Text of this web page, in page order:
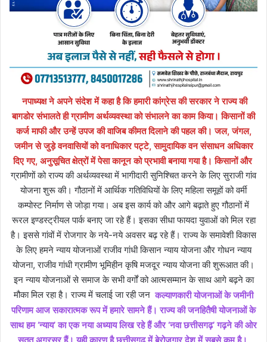
नपाध्यक्ष ने अपने संदेश में कहा है कि हमारी कांग्रेस की सरकार ने राज्य की
बागडोर संभालते ही ग्रामीण अर्थव्यवस्था को संभालने का काम किया। किसानों की
कर्ज माफी और उन्हें उपज की वाजिब कीमत दिलाने की पहल की। जल, जंगल,
जमीन से जुड़े वनवासियों को वनाधिकार पट्टे, सामुदायिक वन संसाधन अधिकार
दिए गए, अनुसूचित क्षेत्रों में पेसा कानून को प्रभावी बनाया गया है। किसानों और
ग्रामीणों को राज्य की अर्थव्यवस्था में भागीदारी सुनिश्चित करने के लिए सुराजी गांव
योजना शुरू की। गौठानों में आर्थिक गतिविधियों के लिए महिला समूहों को वर्मी
कम्पोस्ट निर्माण से जोड़ा गया। अब इस कार्य को और आगे बढ़ाते हुए गौठानों में
रूरल इण्डस्ट्रीयल पार्क बनाए जा रहे हैं। इसका सीधा फायदा युवाओं को मिल रहा
है। इससे गांवों में रोजगार के नये-नये अवसर बढ़ रहे हैं। राज्य के समावेशी विकास
के लिए हमने न्याय योजनाओं राजीव गांधी किसान न्याय योजना और गोधन न्याय
योजना, राजीव गांधी ग्रामीण भूमिहीन कृषि मजदूर न्याय योजना की शुरूआत की।
इन न्याय योजनाओं से समाज के सभी वर्गों को आत्मसम्मान के साथ आगे बढ़ने का
मौका मिल रहा है। राज्य में चलाई जा रही जन कल्याणकारी योजनाओं के जमीनी
परिणाम आज सकारात्मक रूप में हमारे सामने हैं। राज्य की जनहितैषी योजनाओं के
साथ हम ‘न्याय’ का एक नया अध्याय लिख रहे हैं और ‘नवा छत्तीसगढ़’ गढ़ने की ओर
सतत अग्रसर हैं। यही कारण है छत्तीसगढ़ में बेरोजगार देश में सबसे कम है।